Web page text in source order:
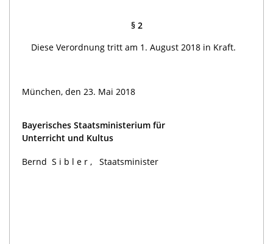
§ 2
Diese Verordnung tritt am 1. August 2018 in Kraft.
München, den 23. Mai 2018
Bayerisches Staatsministerium für
Unterricht und Kultus
Bernd Sibler, Staatsminister